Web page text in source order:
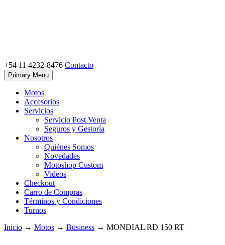
Motoshop Ezeiza
Motos y Accesorios
+54 11 4232-8476 Contacto
Primary Menu
Motos
Accesorios
Servicios
Servicio Post Venta
Seguros y Gestoría
Nosotros
Quiénes Somos
Novedades
Motoshop Custom
Videos
Checkout
Carro de Compras
Términos y Condiciones
Turnos
Inicio → Motos → Business → MONDIAL RD 150 RT